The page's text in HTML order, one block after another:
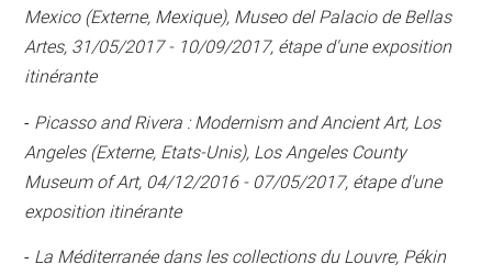
Mexico (Externe, Mexique), Museo del Palacio de Bellas
Artes, 31/05/2017 - 10/09/2017, étape d'une exposition
itinérante
- Picasso and Rivera : Modernism and Ancient Art, Los
Angeles (Externe, Etats-Unis), Los Angeles County
Museum of Art, 04/12/2016 - 07/05/2017, étape d'une
exposition itinérante
- La Méditerranée dans les collections du Louvre, Pékin